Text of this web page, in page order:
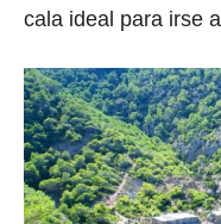
cala ideal para irse